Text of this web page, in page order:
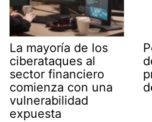
La mayoría de los
ciberataques al
sector financiero
comienza con una
vulnerabilidad
expuesta